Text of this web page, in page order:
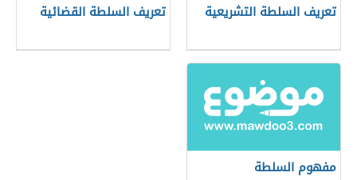
تعريف السلطة التشريعية تعريف السلطة القضائية
مفهوم السلطة